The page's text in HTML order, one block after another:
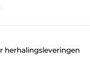
herhalingsleveringen